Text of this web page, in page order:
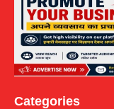
Categories